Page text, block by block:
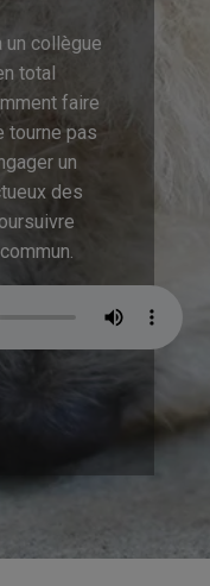
un collègue
total
faire
tourne pas
un
des